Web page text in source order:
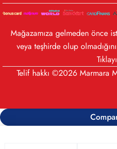
Mağazamıza gelmeden önce
veya teşhirde olup
Telif hakkı ©2026 Marmara